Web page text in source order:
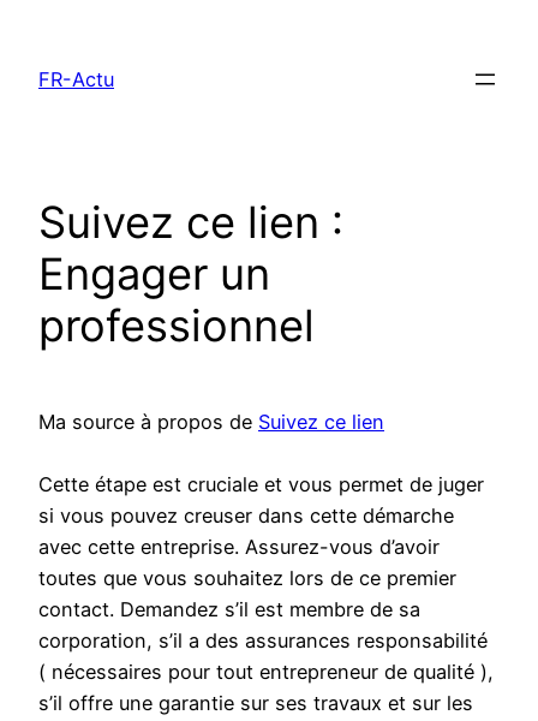
contenu
FR-Actu
Suivez ce lien :
Engager un
professionnel
Ma source à propos de Suivez ce lien
Cette étape est cruciale et vous permet de juger
si vous pouvez creuser dans cette démarche
avec cette entreprise. Assurez-vous d’avoir
toutes que vous souhaitez lors de ce premier
contact. Demandez s’il est membre de sa
corporation, s’il a des assurances responsabilité
( nécessaires pour tout entrepreneur de qualité ),
s’il offre une garantie sur ses travaux et sur les